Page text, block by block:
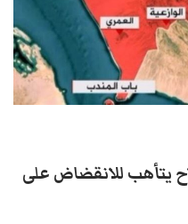
يتأهب للانقضاض على